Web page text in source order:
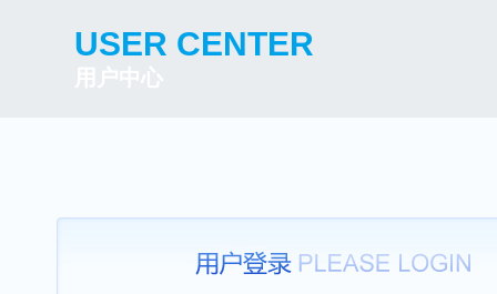
USER CENTER